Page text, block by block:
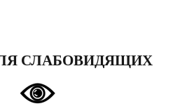
СЛАБОВИДЯЩИХ